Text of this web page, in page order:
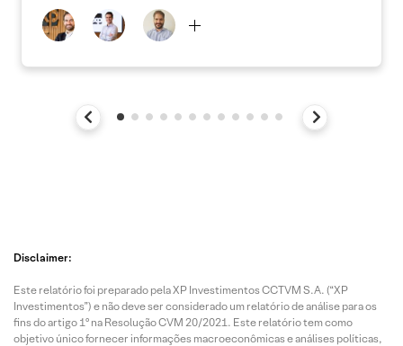
Disclaimer:
Este relatório foi preparado pela XP Investimentos CCTVM S.A. (“XP
Investimentos”) e não deve ser considerado um relatório de análise para os
fins do artigo 1º na Resolução CVM 20/2021. Este relatório tem como
objetivo único fornecer informações macroeconômicas e análises políticas,